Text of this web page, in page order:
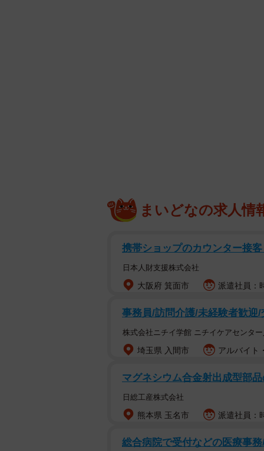
まいどなの求人情
携帯ショップのカウンター接
日本人財支援株式会社
大阪府 箕面市 派遣社員：
事務員/訪問介護/未経験者歓迎
株式会社ニチイ学館 ニチイケアセンタ
埼玉県 入間市 アルバイト
マグネシウム合金射出成型部
日総工産株式会社
熊本県 玉名市 派遣社員：
総合病院で受付などの医療事